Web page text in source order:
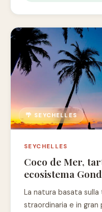
🌴 SEYCHELLES
SEYCHELLES
Coco de Mer,
ecosistema
La natura basata
straordinaria e in gran